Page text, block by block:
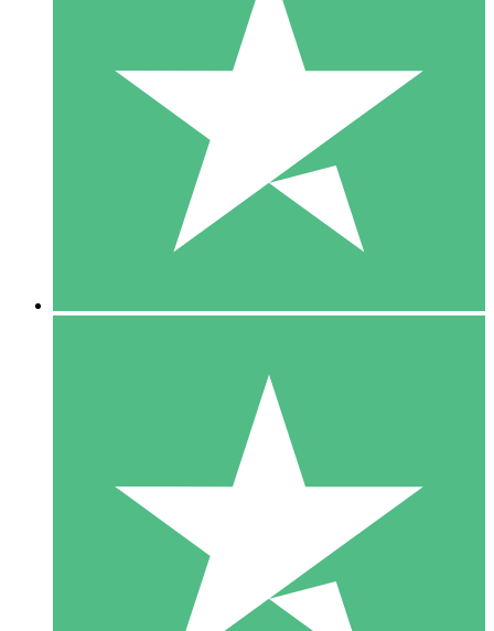
Pacchetti di Crediti Individuali
Paga a consumo con crediti di download. Nessun impegno
1 Download
10
US$1500
10 Download
20